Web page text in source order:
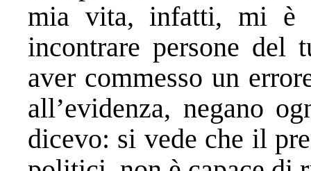
mia vita, infatti, mi è
incontrare persone del
aver commesso un
all’evidenza, negano
dicevo: si vede che il